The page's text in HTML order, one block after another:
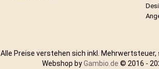
Alle Preise verstehen sich inkl.
Webshop byGambio.de © 2016 -